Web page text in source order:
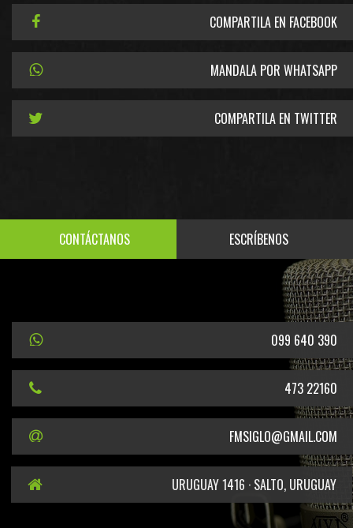
COMPARTILA EN FACEBOOK
MANDALA POR WHATSAPP
COMPARTILA EN TWITTER
CONTÁCTANOS ESCRÍBENOS
099 640 390
473 22160
FMSIGLO@GMAIL.COM
URUGUAY 1416 · SALTO, URUGUAY